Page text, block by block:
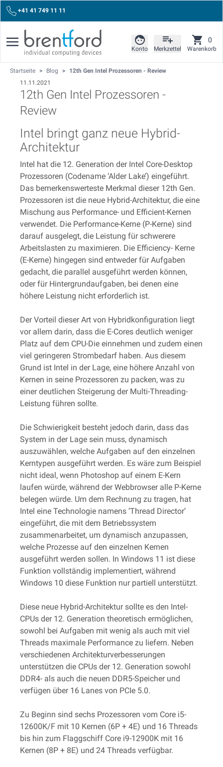
+41 41 749 11 11
Konto Merkzettel Warenkorb
0
Startseite > Blog >
12th Gen Intel Prozessoren - Review
11.11.2021
12th Gen Intel Prozessoren -
Review
Intel bringt ganz neue Hybrid-
Architektur
Intel hat die 12. Generation der Intel Core-Desktop
Prozessoren (Codename ‘Alder Lake’) eingeführt.
Das bemerkenswerteste Merkmal dieser 12th Gen.
Prozessoren ist die neue Hybrid-Architektur, die eine
Mischung aus Performance- und Efficient-Kernen
verwendet. Die Performance-Kerne (P-Kerne) sind
darauf ausgelegt, die Leistung für schwerere
Arbeitslasten zu maximieren. Die Efficiency- Kerne
(E-Kerne) hingegen sind entweder für Aufgaben
gedacht, die parallel ausgeführt werden können,
oder für Hintergrundaufgaben, bei denen eine
höhere Leistung nicht erforderlich ist.
Der Vorteil dieser Art von Hybridkonfiguration liegt
vor allem darin, dass die E-Cores deutlich weniger
Platz auf dem CPU-Die einnehmen und zudem einen
viel geringeren Strombedarf haben. Aus diesem
Grund ist Intel in der Lage, eine höhere Anzahl von
Kernen in seine Prozessoren zu packen, was zu
einer deutlichen Steigerung der Multi-Threading-
Leistung führen sollte.
Die Schwierigkeit besteht jedoch darin, dass das
System in der Lage sein muss, dynamisch
auszuwählen, welche Aufgaben auf den einzelnen
Kerntypen ausgeführt werden. Es wäre zum Beispiel
nicht ideal, wenn Photoshop auf einem E-Kern
laufen würde, während der Webbrowser alle P-Kerne
belegen würde. Um dem Rechnung zu tragen, hat
Intel eine Technologie namens ‘Thread Director’
eingeführt, die mit dem Betriebssystem
zusammenarbeitet, um dynamisch anzupassen,
welche Prozesse auf den einzelnen Kernen
ausgeführt werden sollen. In Windows 11 ist diese
Funktion vollständig implementiert, während
Windows 10 diese Funktion nur partiell unterstützt.
Diese neue Hybrid-Architektur sollte es den Intel-
CPUs der 12. Generation theoretisch ermöglichen,
sowohl bei Aufgaben mit wenig als auch mit viel
Threads maximale Performance zu liefern. Neben
verschiedenen Architekturverbesserungen
unterstützen die CPUs der 12. Generation sowohl
DDR4- als auch die neuen DDR5-Speicher und
verfügen über 16 Lanes von PCIe 5.0.
Zu Beginn sind sechs Prozessoren vom Core i5-
12600K/F mit 10 Kernen (6P + 4E) und 16 Threads
bis hin zum Flaggschiff Core i9-12900K mit 16
Kernen (8P + 8E) und 24 Threads verfügbar.